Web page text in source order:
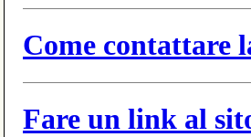
Come contattare
Fare un link al